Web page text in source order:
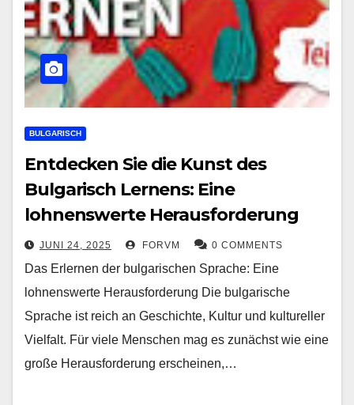
BULGARISCH
Entdecken Sie die Kunst des
Bulgarisch Lernens: Eine
lohnenswerte Herausforderung
JUNI 24, 2025 FORVM 0 COMMENTS
Das Erlernen der bulgarischen Sprache: Eine
lohnenswerte Herausforderung Die bulgarische
Sprache ist reich an Geschichte, Kultur und kultureller
Vielfalt. Für viele Menschen mag es zunächst wie eine
große Herausforderung erscheinen,…